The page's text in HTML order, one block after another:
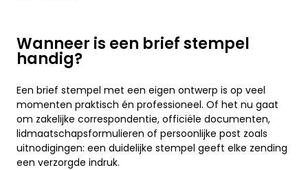
Wanneer is een brief stempel
handig?
Een brief stempel met een eigen ontwerp is op veel
momenten praktisch én professioneel. Of het nu gaat
om zakelijke correspondentie, officiële documenten,
lidmaatschapsformulieren of persoonlijke post zoals
uitnodigingen: een duidelijke stempel geeft elke zending
een verzorgde indruk.